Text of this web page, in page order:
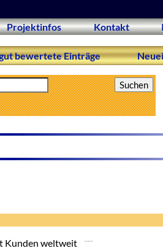
Projektinfos Kontakt
bewertete Einträge
Kunden weltweit